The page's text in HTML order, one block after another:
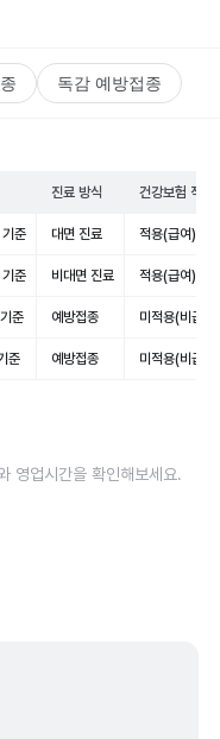
독감 예방접종
진료 방식 건강보험 적용
준 대면 진료 적용(급여)
준 비대면 진료 적용(급여)
준 예방접종 미적용(비급여)
준 예방접종 미적용(비급여)
영업시간을 확인해보세요.